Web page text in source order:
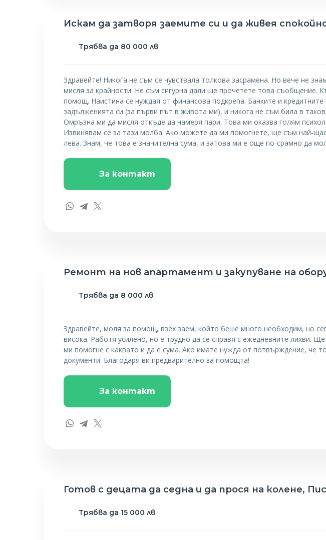
Искам да затворя заемите си и да живея
Трябва да 80 000 лв
Здравейте! Никога не съм се чувствала толкова засрамена. Но вече не
мисля за крайности. Не съм сигурна дали ще прочетете това съобщение.
помощ. Наистина се нуждая от финансова подкрепа. Банките и
задълженията си (за първи път в живота ми), и никога не съм била в
Омръзна ми да мисля откъде да намеря пари. Това ми оказва голям
Извинявам се за тази молба. Ако можете да ми помогнете, ще съм най-
лева. Знам, че това е значителна сума, и затова ми е още по-срамно да
За контакт
Ремонт на нов апартамент и закупуване на
Трябва да 8 000 лв
Здравейте, моля за помощ, взех заем, който беше много необходим, но
висока. Работя усилено, но е трудно да се справя с ежедневните лихви.
ми помогне с каквато и да е сума. Ако имате нужда от потвърждение, че
документи. Благодаря ви предварително за помощта!
За контакт
Готов с децата да седна и да прося на колене,
Трябва да 15 000 лв